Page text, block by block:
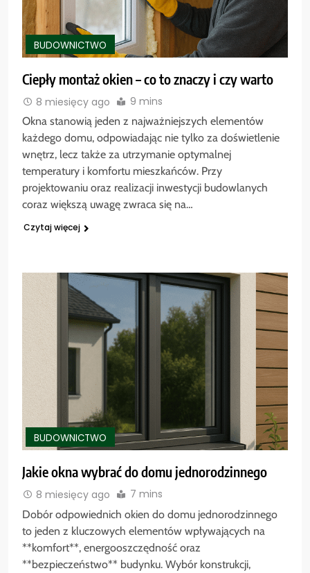
BUDOWNICTWO
Ciepły montaż okien – co to znaczy i czy warto
8 miesięcy ago 9 mins
Okna stanowią jeden z najważniejszych elementów
każdego domu, odpowiadając nie tylko za doświetlenie
wnętrz, lecz także za utrzymanie optymalnej
temperatury i komfortu mieszkańców. Przy
projektowaniu oraz realizacji inwestycji budowlanych
coraz większą uwagę zwraca się na…
Czytaj więcej
BUDOWNICTWO
Jakie okna wybrać do domu jednorodzinnego
8 miesięcy ago 7 mins
Dobór odpowiednich okien do domu jednorodzinnego
to jeden z kluczowych elementów wpływających na
**komfort**, energooszczędność oraz
**bezpieczeństwo** budynku. Wybór konstrukcji,